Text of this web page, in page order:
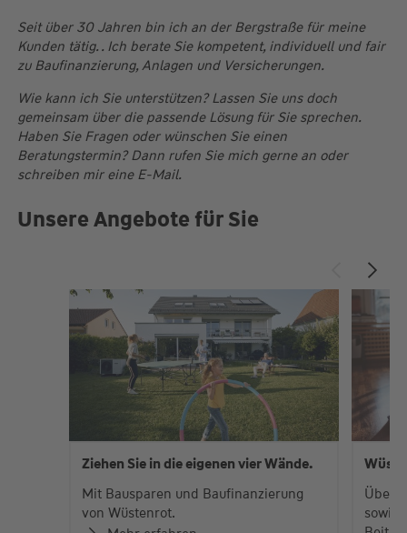
Seit über 30 Jahren bin ich an der Bergstraße für meine
Kunden tätig. . Ich berate Sie kompetent, individuell und fair
zu Baufinanzierung, Anlagen und Versicherungen.
Wie kann ich Sie unterstützen? Lassen Sie uns doch
gemeinsam über die passende Lösung für Sie sprechen.
Haben Sie Fragen oder wünschen Sie einen
Beratungstermin? Dann rufen Sie mich gerne an oder
schreiben mir eine E-Mail.
Unsere Angebote für Sie
Ziehen Sie in die eigenen vier Wände.
Mit Bausparen und Baufinanzierung
von Wüstenrot.
Über
sowie